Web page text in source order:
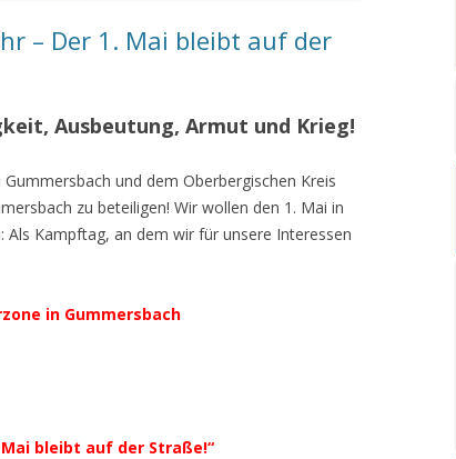
– Der 1. Mai bleibt auf der
Ausbeutung, Armut und Krieg!
und dem Oberbergischen Kreis
zu beteiligen! Wir wollen den 1. Mai in
Als Kampftag, an dem wir für unsere Interessen
in Gummersbach
Mai bleibt auf der Straße!“